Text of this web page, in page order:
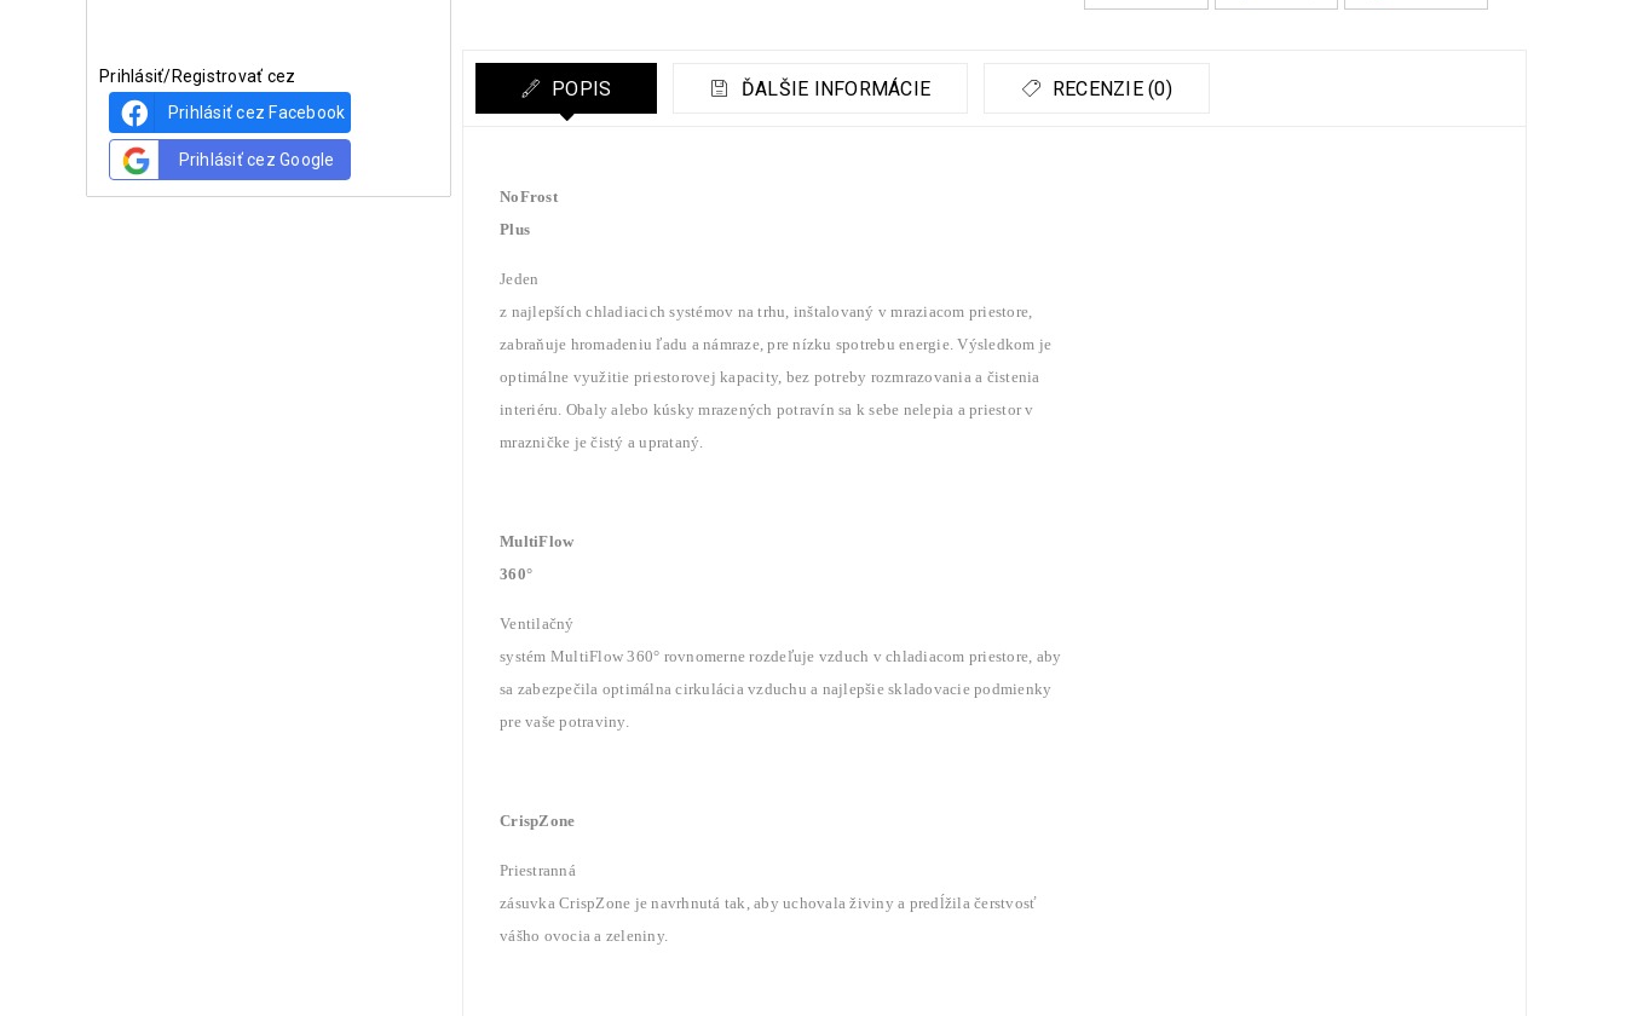
Prihlásiť/Registrovať cez
Prihlásiť cez Facebook
Prihlásiť cez Google
POPIS ĎALŠIE INFORMÁCIE RECENZIE (0)
NoFrost
Plus
Jeden
z najlepších chladiacich systémov na trhu, inštalovaný v mraziacom priestore,
zabraňuje hromadeniu ľadu a námraze, pre nízku spotrebu energie. Výsledkom je
optimálne využitie priestorovej kapacity, bez potreby rozmrazovania a čistenia
interiéru. Obaly alebo kúsky mrazených potravín sa k sebe nelepia a priestor v
mrazničke je čistý a uprataný.
MultiFlow
360°
Ventilačný
systém MultiFlow 360° rovnomerne rozdeľuje vzduch v chladiacom priestore, aby
sa zabezpečila optimálna cirkulácia vzduchu a najlepšie skladovacie podmienky
pre vaše potraviny.
CrispZone
Priestranná
zásuvka CrispZone je navrhnutá tak, aby uchovala živiny a predĺžila čerstvosť
vášho ovocia a zeleniny.